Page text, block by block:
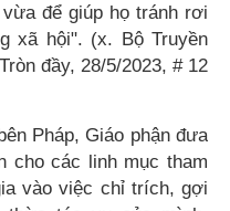
để giúp họ tránh rơi
xã hội". (x. Bộ Truyền
đầy, 28/5/2023, # 12
Pháp, Giáo phận đưa
cho các linh mục tham
vào việc chỉ trích, gợi